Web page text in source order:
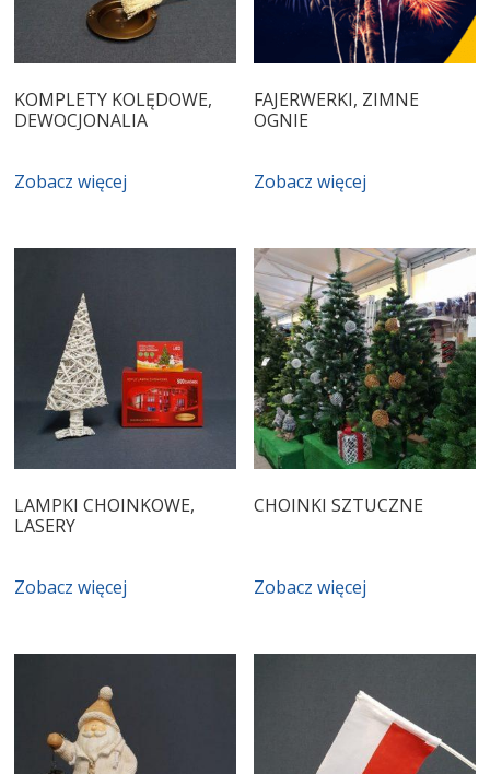
KOMPLETY KOLĘDOWE,
DEWOCJONALIA
Zobacz więcej
FAJERWERKI, ZIMNE
OGNIE
Zobacz więcej
LAMPKI CHOINKOWE,
LASERY
Zobacz więcej
CHOINKI SZTUCZNE
Zobacz więcej